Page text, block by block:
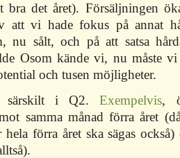
bra det året). Försäljningen
att vi hade fokus på annat
nu sålt, och på att satsa
Osom kände vi, nu måste
och tusen möjligheter.
särskilt i Q2.Exempelvis,
samma månad förra året
hela förra året ska sägas